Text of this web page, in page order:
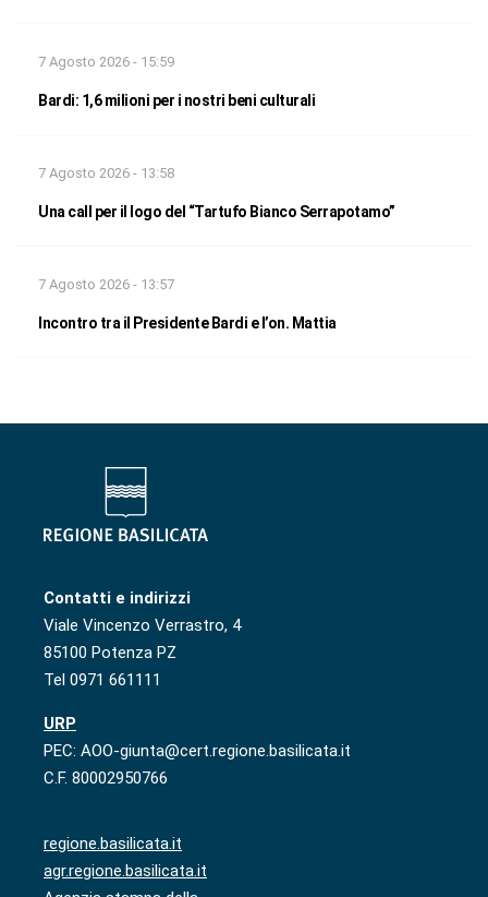
7 Agosto 2026 - 15:59
Bardi: 1,6 milioni per i nostri beni culturali
7 Agosto 2026 - 13:58
Una call per il logo del “Tartufo Bianco Serrapotamo”
7 Agosto 2026 - 13:57
Incontro tra il Presidente Bardi e l’on. Mattia
Contatti e indirizzi
Viale Vincenzo Verrastro, 4
85100 Potenza PZ
Tel 0971 661111
URP
PEC: AOO-giunta@cert.regione.basilicata.it
C.F. 80002950766
regione.basilicata.it
agr.regione.basilicata.it